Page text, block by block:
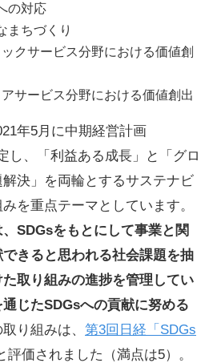
の対応
まちづくり
クサービス分野における価値創
アサービス分野における価値創出
年5月に中期経営計画
し、「利益ある成長」と「グロ
決」を両輪とするサステナビ
を重点テーマとしています。
SDGsをもとにして事業と関
きると思われる社会課題を抽
取り組みの進捗を管理してい
じたSDGsへの貢献に努める
り組みは、 第3回日経「SDGs
評価されました（満点は5）。